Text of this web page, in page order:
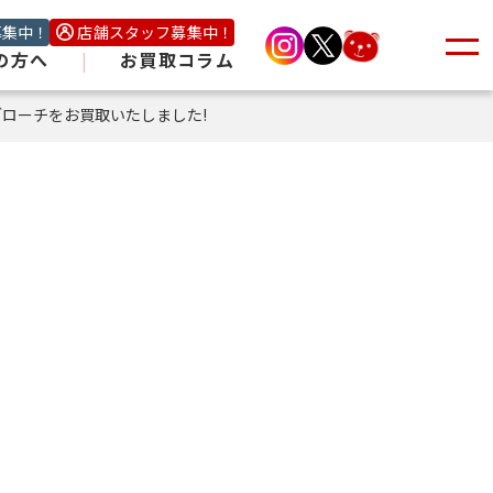
中！ 店舗スタッフ募集中！
方へ | お買取コラム
ーチをお買取いたしました!